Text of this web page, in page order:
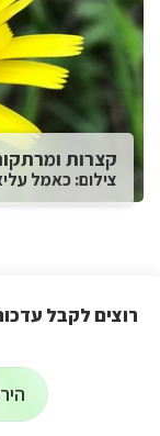
קצרות
צילום: כאמל
רוצים לקבל
על